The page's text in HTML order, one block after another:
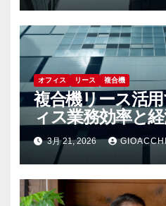
オフィス リース 複合機
複合機リース活
ィス業務効率と
秘訣
3月 21, 2026